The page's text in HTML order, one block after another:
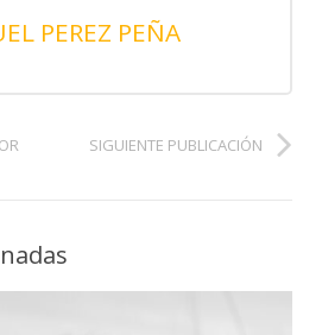
PEREZ PEÑA
SIGUIENTE PUBLICACIÓN